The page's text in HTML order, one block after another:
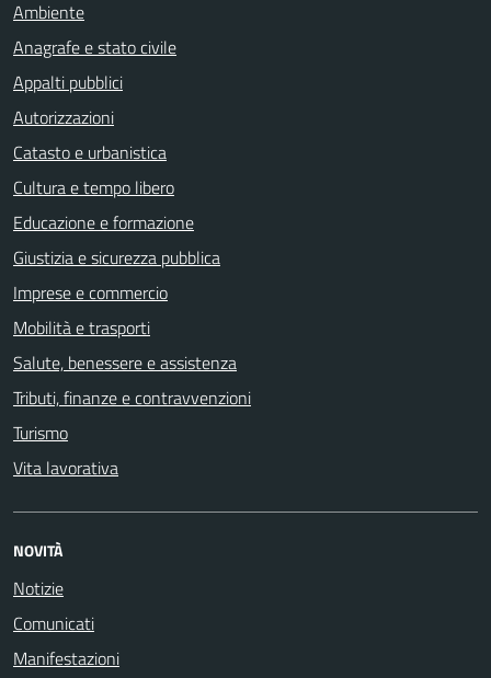
Ambiente
Anagrafe e stato civile
Appalti pubblici
Autorizzazioni
Catasto e urbanistica
Cultura e tempo libero
Educazione e formazione
Giustizia e sicurezza pubblica
Imprese e commercio
Mobilità e trasporti
Salute, benessere e assistenza
Tributi, finanze e contravvenzioni
Turismo
Vita lavorativa
NOVITÀ
Notizie
Comunicati
Manifestazioni